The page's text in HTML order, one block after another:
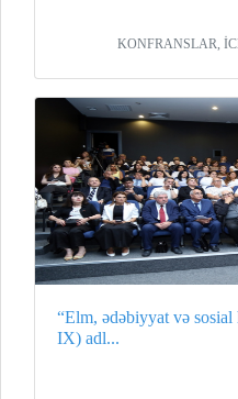
KONFRANSLAR,
“Elm, ədəbiyyat və
IX) adl...